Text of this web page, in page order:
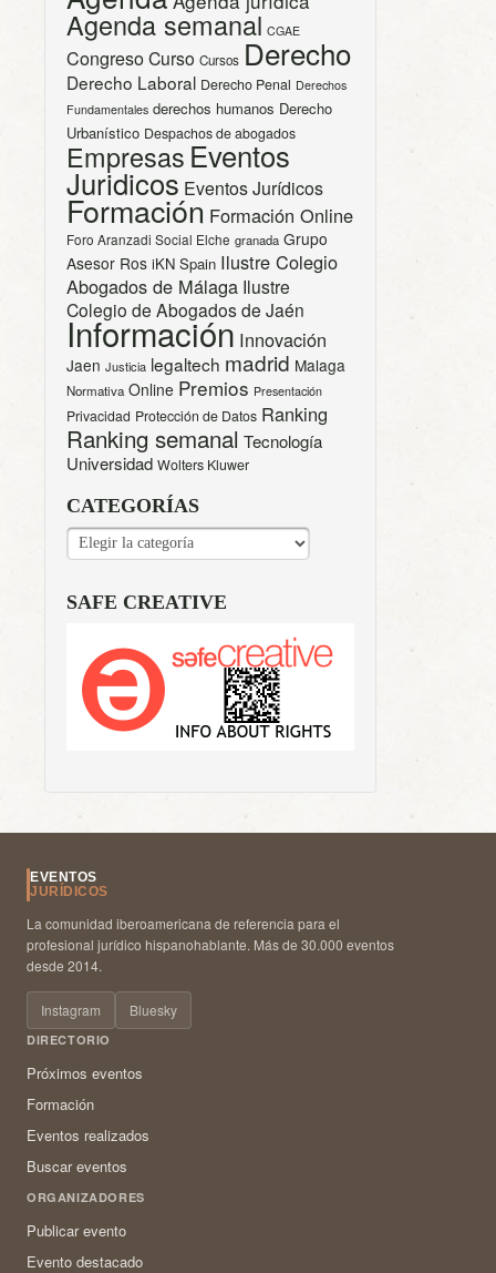
Agenda semanal CGAE
CongresoCurso Cursos Derecho
Derecho Laboral Derecho Penal Derechos
Fundamentales derechos humanos Derecho
Urbanístico Despachos de abogados
Empresas Eventos
Juridicos Eventos Jurídicos
Formación Formación Online
Foro Aranzadi Social Elche granada Grupo
Asesor Ros iKN Spain Ilustre Colegio
Abogados de Málaga Ilustre
Colegio de Abogados de Jaén
Información Innovación
Jaen Justicia legaltech madrid Malaga
Normativa Online Premios Presentación
Privacidad Protección de Datos Ranking
Ranking semanal Tecnología
Universidad Wolters Kluwer
CATEGORÍAS
CATEGORÍAS
SAFE CREATIVE
EVENTOS
JURÍDICOS
La comunidad iberoamericana de referencia para el
profesional jurídico hispanohablante. Más de 30.000 eventos
desde 2014.
Instagram Bluesky
DIRECTORIO
Próximos eventos
Formación
Eventos realizados
Buscar eventos
ORGANIZADORES
Publicar evento
Evento destacado